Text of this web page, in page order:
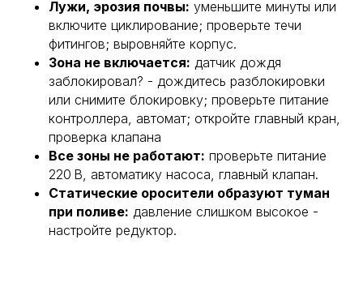
Лужи, эрозия почвы: уменьшите минуты или
включите циклирование; проверьте течи
фитингов; выровняйте корпус.
Зона не включается: датчик дождя
заблокировал? - дождитесь разблокировки
или снимите блокировку; проверьте питание
контроллера, автомат; откройте главный кран,
проверка клапана
Все зоны не работают: проверьте питание
220 В, автоматику насоса, главный клапан.
Статические оросители образуют туман
при поливе: давление слишком высокое -
настройте редуктор.